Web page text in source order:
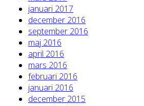
januari 2017
december 2016
september 2016
maj 2016
april 2016
mars 2016
februari 2016
januari 2016
december 2015